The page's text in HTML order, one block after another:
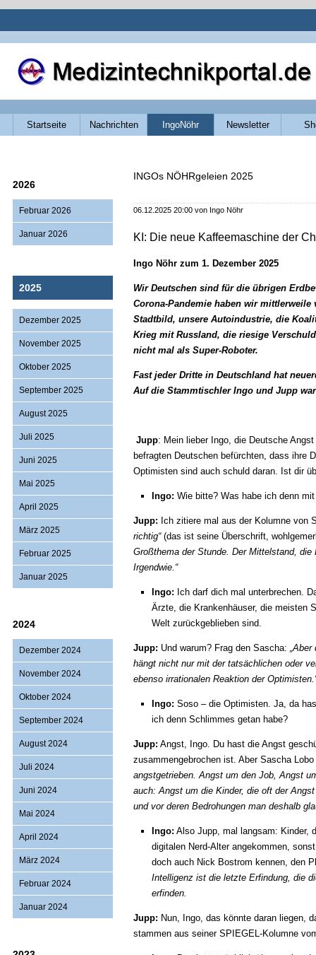
Navigation
überspringen
Startseite Nachrichten IngoNöhr Newsletter
2026
Februar 2026
Januar 2026
2025
Dezember 2025
November 2025
Oktober 2025
September 2025
August 2025
Juli 2025
Juni 2025
Mai 2025
April 2025
März 2025
Februar 2025
Januar 2025
2024
Dezember 2024
November 2024
Oktober 2024
September 2024
August 2024
Juli 2024
Juni 2024
Mai 2024
April 2024
März 2024
Februar 2024
Januar 2024
INGOs NÖHRgeleien 2025
06.12.2025 20:00 von Ingo Nöhr
KI: Die neue Kaffeemaschine der
Ingo Nöhr zum 1. Dezember 2025
Wir Deutschen sind für die übrigen
Corona-Pandemie haben wir
Stadtbild, unsere Autoindustrie, die
Krieg mit Russland, die riesige
nicht mal als Super-Roboter.
Fast jeder Dritte in Deutschland hat
Auf die Stammtischler Ingo und Jupp
Jupp: Mein lieber Ingo, die Deutsche
befragten Deutschen befürchten, dass ihre
Optimisten sind auch schuld daran. Ist dir
Ingo: Wie bitte? Was habe ich denn
Jupp: Ich zitiere mal aus der Kolumne von
richtig“(das ist seine Überschrift,
Großthema der Stunde. Der Mittelstand,
Irgendwie.“
Ingo: Ich darf dich mal unterbrechen.
Ärzte, die Krankenhäuser, die meisten
Welt zurückgeblieben sind.
Jupp: Und warum? Frag den Sascha:
hängt nicht nur mit der tatsächlichen oder
ebenso irrationalen Reaktion der
Ingo: Soso – die Optimisten. Ja, da
ich denn Schlimmes getan habe?
Jupp: Angst, Ingo. Du hast die Angst
zusammengebrochen ist. Aber Sascha
angstgetrieben. Angst um den Job, Angst
auch: Angst um die Kinder, die oft der
und vor deren Bedrohungen man deshalb
Ingo: Also Jupp, mal langsam: Kinder,
digitalen Nerd-Alter angekommen,
doch auch Nick Bostrom kennen, den
Intelligenz ist die letzte Erfindung, die
erfinden.
Jupp: Nun, Ingo, das könnte daran liegen,
stammen aus seiner SPIEGEL-Kolumne